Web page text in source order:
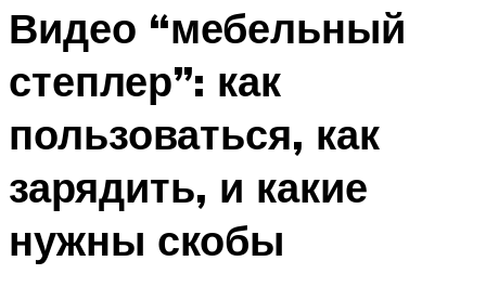
Видео “мебельный
степлер”: как
пользоваться, как
зарядить, и какие
нужны скобы